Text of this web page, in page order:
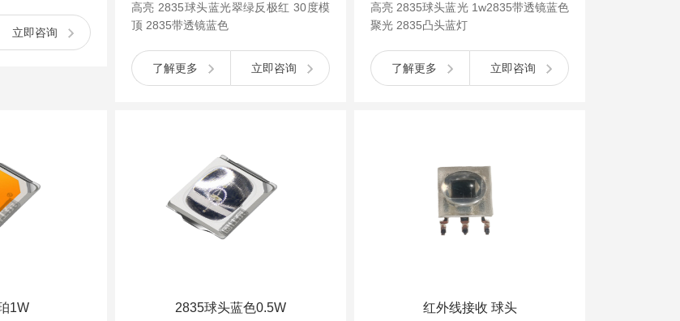
立即咨询
高亮 2835球头蓝光翠绿反极红 30度模
顶 2835带透镜蓝色
了解更多 立即咨询
高亮 2835球头蓝光 1w2835带透镜蓝色
聚光 2835凸头蓝灯
了解更多 立即咨询
1W 2835球头蓝色0.5W 红外线接收 球头